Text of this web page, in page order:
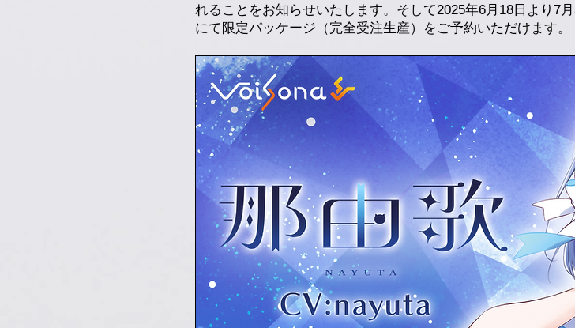
れることをお知らせいたします。そして2025年6月18日より7
にて限定パッケージ（完全受注生産）をご予約いただけます。